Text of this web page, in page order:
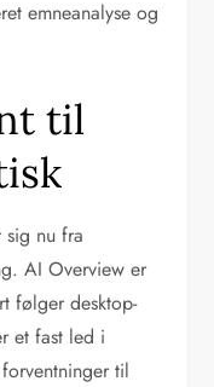
emneanalyse og
til
nu fra
AI Overview er
følger desktop-
et fast led i
til